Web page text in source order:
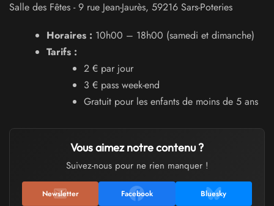
Salle des Fêtes -9 rue Jean-Jaurès, 59216 Sars-Poteries
Horaires : 10h00 – 18h00 (samedi et dimanche)
Tarifs :
2 € par jour
3 € pass week-end
Gratuit pour les enfants de moins de 5 ans
Vous aimez notre contenu ?
Suivez-nous pour ne rien manquer !
Newsletter Facebook Bluesky